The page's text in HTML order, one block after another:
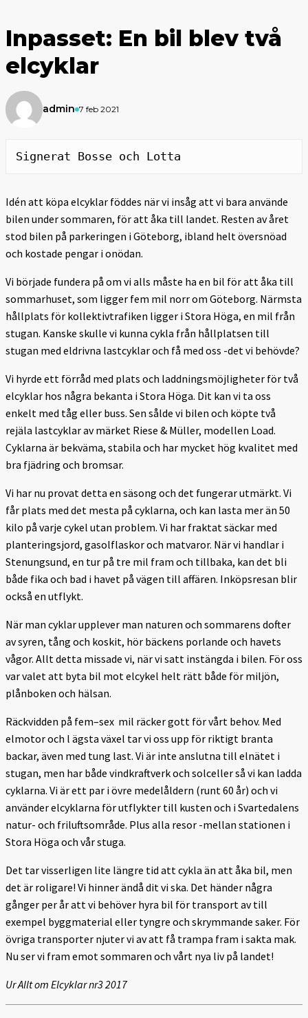
Inpasset: En bil blev två
elcyklar
admin 7 feb 2021
Signerat Bosse och Lotta
Idén att köpa elcyklar föddes när vi insåg att vi bara använde
bilen under sommaren, för att åka till landet. Resten av året
stod bilen på parkeringen i Göteborg, ibland helt översnöad
och kostade pengar i onödan.
Vi började fundera på om vi alls måste ha en bil för att åka till
sommarhuset, som ligger fem mil norr om Göteborg. Närmsta
hållplats för kollektivtrafiken ligger i Stora Höga, en mil från
stugan. Kanske skulle vi kunna cykla från hållplatsen till
stugan med eldrivna lastcyklar och få med oss -det vi behövde?
Vi hyrde ett förråd med plats och laddningsmöjligheter för två
elcyklar hos några bekanta i Stora Höga. Dit kan vi ta oss
enkelt med tåg eller buss. Sen sålde vi bilen och köpte två
rejäla lastcyklar av märket Riese & Müller, modellen Load.
Cyklarna är bekväma, stabila och har mycket hög kvalitet med
bra fjädring och bromsar.
Vi har nu provat detta en säsong och det fungerar utmärkt. Vi
får plats med det mesta på cyklarna, och kan lasta mer än 50
kilo på varje cykel utan problem. Vi har fraktat säckar med
planteringsjord, gasolflaskor och matvaror. När vi handlar i
Stenungsund, en tur på tre mil fram och tillbaka, kan det bli
både fika och bad i havet på vägen till affären. Inköpsresan blir
också en utflykt.
När man cyklar upplever man naturen och sommarens dofter
av syren, tång och koskit, hör bäckens porlande och havets
vågor. Allt detta missade vi, när vi satt instängda i bilen. För oss
var valet att byta bil mot elcykel helt rätt både för miljön,
plånboken och hälsan.
Räckvidden på fem–sex mil räcker gott för vårt behov. Med
elmotor och l ägsta växel tar vi oss upp för riktigt branta
backar, även med tung last. Vi är inte anslutna till elnätet i
stugan, men har både vindkraftverk och solceller så vi kan ladda
cyklarna. Vi är ett par i övre medelåldern (runt 60 år) och vi
använder elcyklarna för utflykter till kusten och i Svartedalens
natur- och friluftsområde. Plus alla resor -mellan stationen i
Stora Höga och vår stuga.
Det tar visserligen lite längre tid att cykla än att åka bil, men
det är roligare! Vi hinner ändå dit vi ska. Det händer några
gånger per år att vi behöver hyra bil för transport av till
exempel byggmaterial eller tyngre och skrymmande saker. För
övriga transporter njuter vi av att få trampa fram i sakta mak.
Nu ser vi fram emot sommaren och vårt nya liv på landet!
Ur Allt om Elcyklar nr3 2017